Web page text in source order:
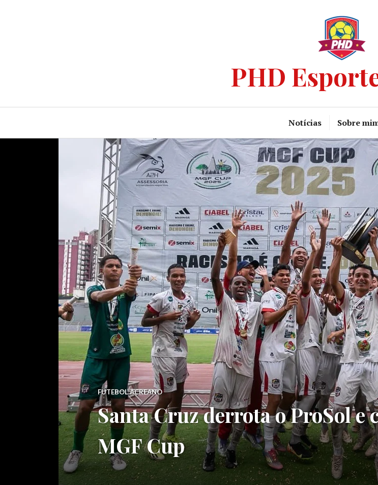
PHD
Notícias Sobre
FUTEBOL ACREANO
Santa Cruz derrota o ProSol
MGF Cup